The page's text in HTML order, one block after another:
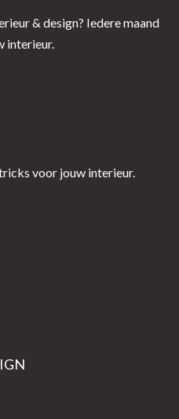
& design? Iedere maand
interieur.
voor jouw interieur.